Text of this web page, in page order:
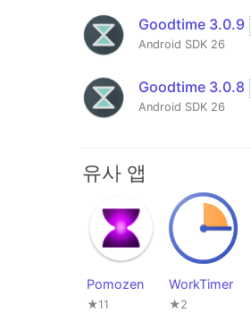
Goodtime 3.0.9
Android SDK 26
Goodtime 3.0.8
Android SDK 26
유사 앱
Pomozen
★11
WorkTimer
★2